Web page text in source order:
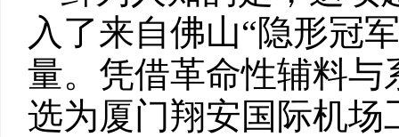
入了来自佛山“隐形冠
量。凭借革命性辅料
选为厦门翔安国际机